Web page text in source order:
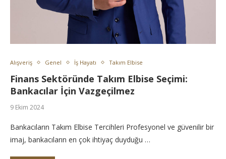
Alışveriş Genel İş Hayatı Takım Elbise
Finans Sektöründe Takım Elbise Seçimi:
Bankacılar İçin Vazgeçilmez
9 Ekim 2024
Bankacıların Takım Elbise Tercihleri Profesyonel ve güvenilir bir
imaj, bankacıların en çok ihtiyaç duyduğu …